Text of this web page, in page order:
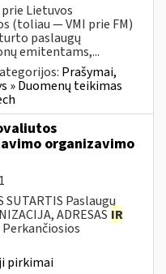
Lietuvos
(toliau — VMI prie FM)
paslaugų
emitentams,...
Prašymai,
» Duomenų teikimas
organizavimo
SUTARTIS Paslaugų
ADRESAS IR
Perkančiosios
pirkimai